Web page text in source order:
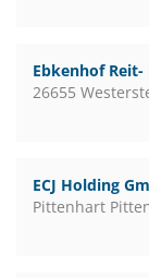
Ebkenhof
26655
ECJ Holding
Pittenhart